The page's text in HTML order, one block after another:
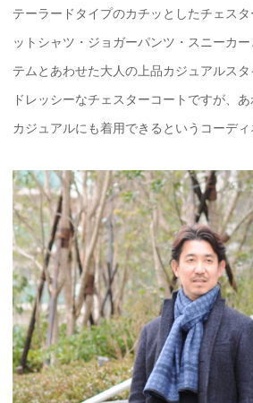
テーラードタイプのカチッとしたチェス
ットシャツ・ジョガーパンツ・スニーカ
テムとあわせた大人の上品カジュアルスタ
ドレッシーなチェスターコートですが、
カジュアルにも着用できるというコーディ